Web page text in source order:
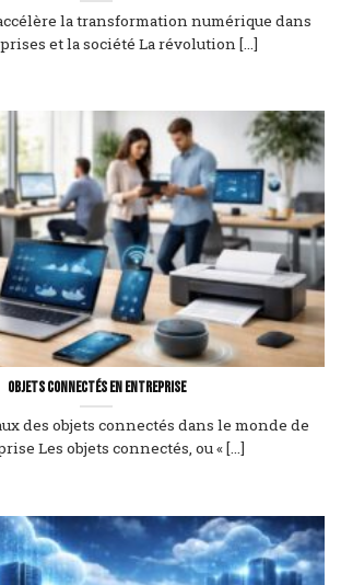
la transformation numérique dans
et la société La révolution [...]
Objets connectés en entreprise
des objets connectés dans le monde de
Les objets connectés, ou « [...]